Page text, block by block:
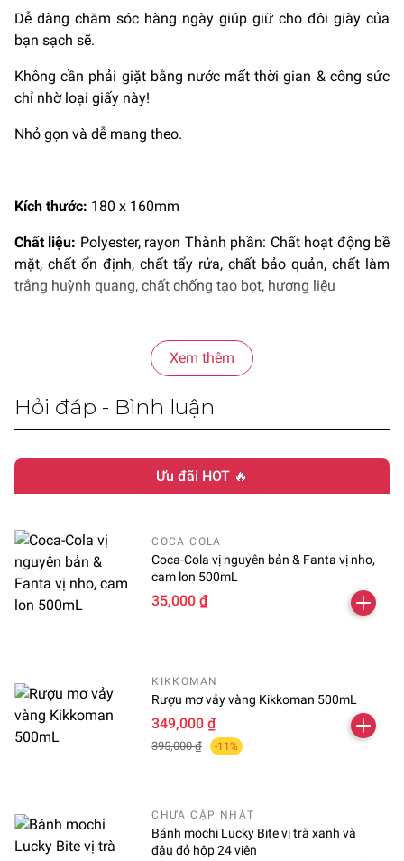
Dễ dàng chăm sóc hàng ngày giúp giữ cho đôi giày của
bạn sạch sẽ.
Không cần phải giặt bằng nước mất thời gian & công sức
chỉ nhờ loại giấy này!
Nhỏ gọn và dễ mang theo.
Kích thước: 180 x 160mm
Chất liệu: Polyester, rayon Thành phần: Chất hoạt động bề
mặt, chất ổn định, chất tẩy rửa, chất bảo quản, chất làm
trắng huỳnh quang, chất chống tạo bọt, hương liệu
Xem thêm
Hỏi đáp - Bình luận
Ưu đãi HOT 🔥
COCA COLA
Coca-Cola vị nguyên bản & Fanta vị nho,
cam lon 500mL
35,000 ₫
KIKKOMAN
Rượu mơ vảy vàng Kikkoman 500mL
349,000 ₫
395,000 ₫ -11%
CHƯA CẬP NHẬT
Bánh mochi Lucky Bite vị trà xanh và
đậu đỏ hộp 24 viên